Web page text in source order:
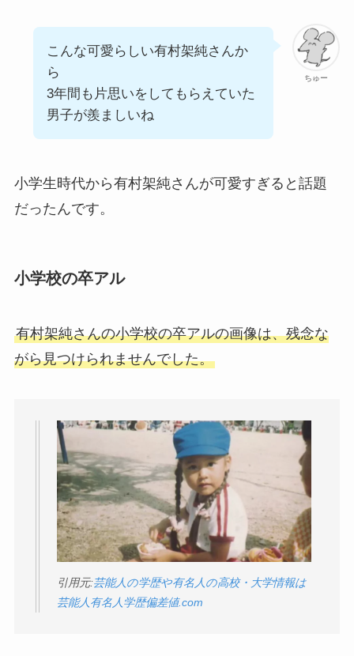
ちゅー
こんな可愛らしい有村架純さんか
ら
3年間も片思いをしてもらえていた
男子が羨ましいね
小学生時代から有村架純さんが可愛すぎると話題
だったんです。
小学校の卒アル
有村架純さんの小学校の卒アルの画像は、残念な
がら見つけられませんでした。
引用元:芸能人の学歴や有名人の高校・大学情報は
芸能人有名人学歴偏差値.com